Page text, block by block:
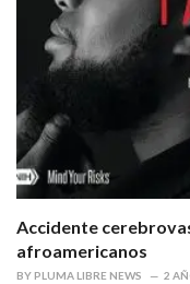
Accidente
afroamericanos
BY PLUMA LIBRE NEWS 2